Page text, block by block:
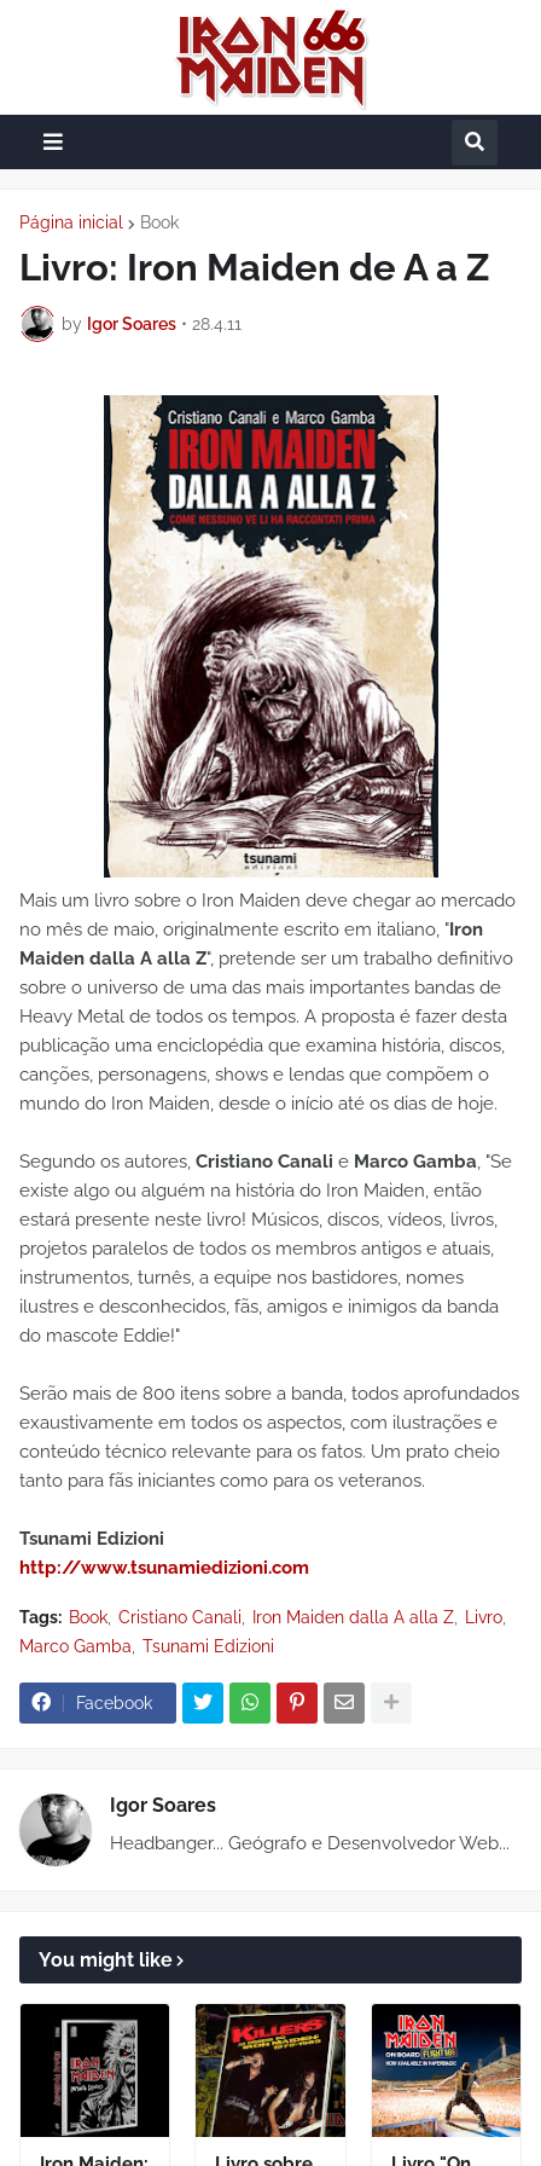
Página inicial Book
Livro: Iron Maiden de A a Z
by Igor Soares • 28.4.11
Mais um livro sobre o Iron Maiden deve chegar ao mercado
no mês de maio, originalmente escrito em italiano, "Iron
Maiden dalla A alla Z", pretende ser um trabalho definitivo
sobre o universo de uma das mais importantes bandas de
Heavy Metal de todos os tempos. A proposta é fazer desta
publicação uma enciclopédia que examina história, discos,
canções, personagens, shows e lendas que compõem o
mundo do Iron Maiden, desde o início até os dias de hoje.
Segundo os autores, Cristiano Canali e Marco Gamba , "Se
existe algo ou alguém na história do Iron Maiden, então
estará presente neste livro! Músicos, discos, vídeos, livros,
projetos paralelos de todos os membros antigos e atuais,
instrumentos, turnês, a equipe nos bastidores, nomes
ilustres e desconhecidos, fãs, amigos e inimigos da banda
do mascote Eddie!"
Serão mais de 800 itens sobre a banda, todos aprofundados
exaustivamente em todos os aspectos, com ilustrações e
conteúdo técnico relevante para os fatos. Um prato cheio
tanto para fãs iniciantes como para os veteranos.
Tsunami Edizioni
http://www.tsunamiedizioni.com
Tags: Book Cristiano Canali Iron Maiden dalla A alla Z
Livro
Marco Gamba
Tsunami Edizioni
Facebook
Igor Soares
Headbanger... Geógrafo e Desenvolvedor Web...
You might like